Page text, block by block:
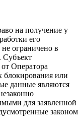
на получение у
его
ограничено в
Субъект
Оператора
блокирования или
данные являются
для заявленной
законом